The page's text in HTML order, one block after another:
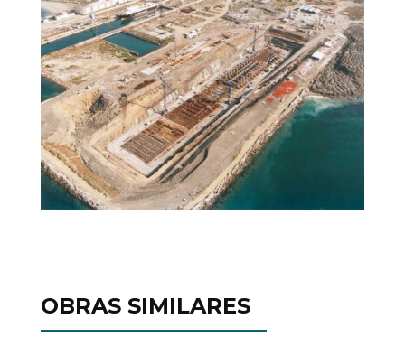
OBRAS SIMILARES